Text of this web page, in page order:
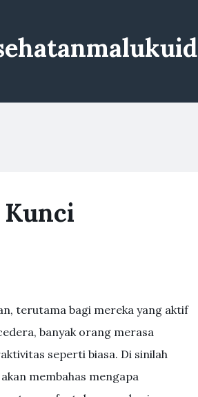
Kunci
terutama bagi mereka yang aktif
banyak orang merasa
seperti biasa. Di sinilah
membahas mengapa